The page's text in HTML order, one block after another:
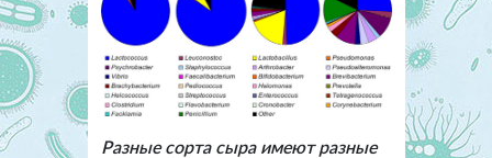
Разные сорта сыра имеют разные